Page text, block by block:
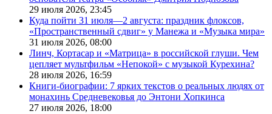
29 июля 2026, 23:45
Куда пойти 31 июля—2 августа: праздник флоксов,
«Пространственный сдвиг» у Манежа и «Музыка мира»
31 июля 2026, 08:00
Линч, Кортасар и «Матрица» в российской глуши. Чем
цепляет мультфильм «Непокой» с музыкой Курехина?
28 июля 2026, 16:59
Книги-биографии: 7 ярких текстов о реальных людях от
монахинь Средневековья до Энтони Хопкинса
27 июля 2026, 18:00